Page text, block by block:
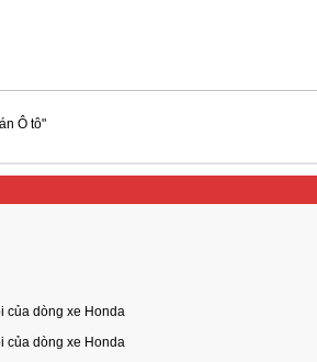
Ô tô"
của dòng xe Honda
của dòng xe Honda